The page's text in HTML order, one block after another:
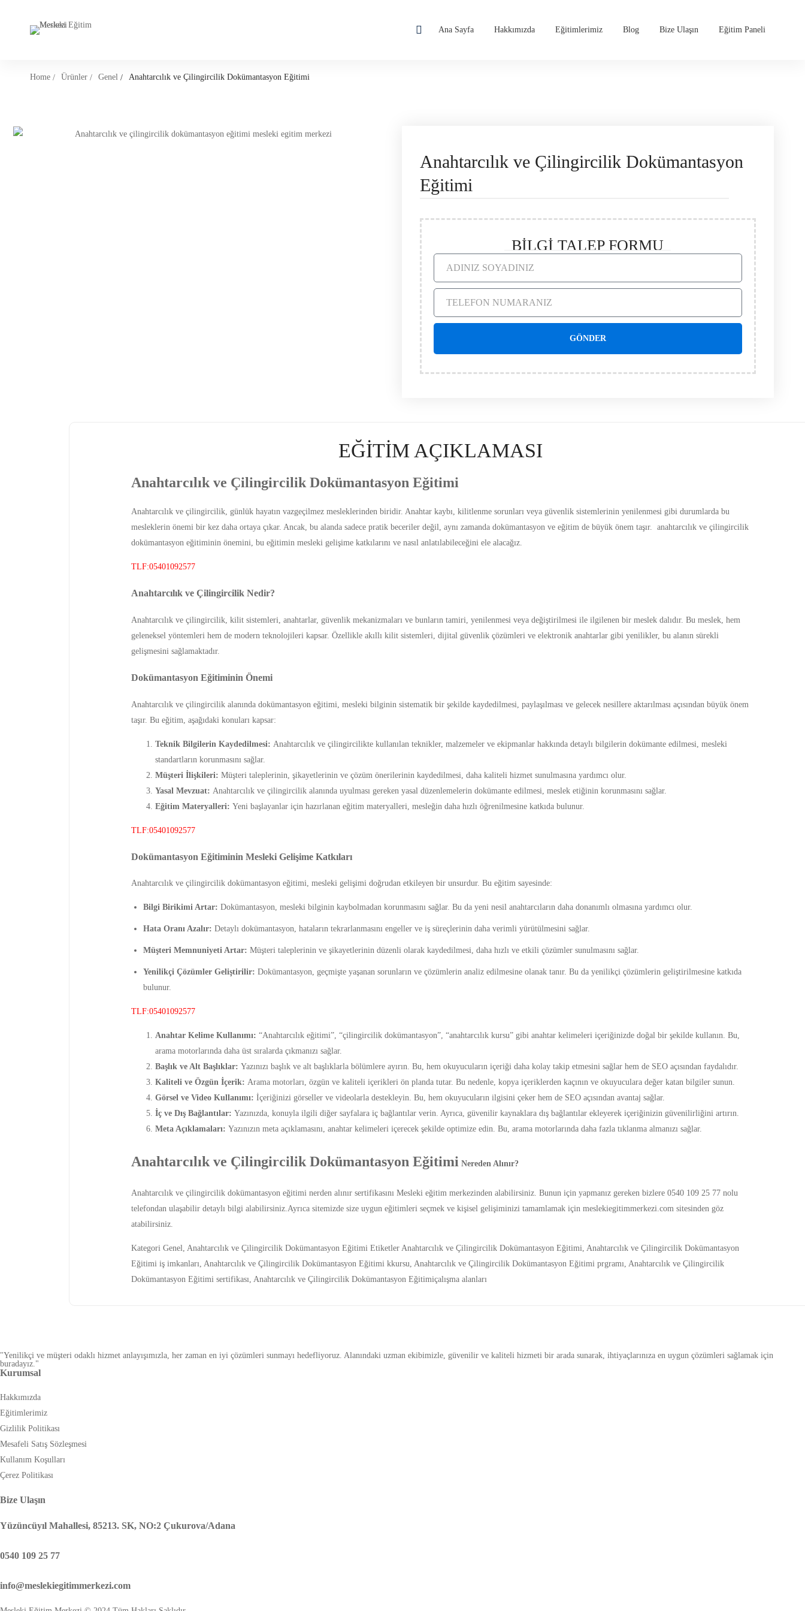
Ana Sayfa Hakkımızda Eğitimlerimiz Blog Bize Ulaşın Eğitim Paneli
Home Ürünler Genel Anahtarcılık ve Çilingircilik Dokümantasyon Eğitimi
Anahtarcılık ve Çilingircilik Dokümantasyon
Eğitimi
BİLGİ TALEP FORMU
GÖNDER
EĞİTİM AÇIKLAMASI
Anahtarcılık ve Çilingircilik Dokümantasyon Eğitimi
Anahtarcılık ve çilingircilik, günlük hayatın vazgeçilmez mesleklerinden biridir. Anahtar kaybı, kilitlenme sorunları veya güvenlik sistemlerinin yenilenmesi gibi durumlarda bu
mesleklerin önemi bir kez daha ortaya çıkar. Ancak, bu alanda sadece pratik beceriler değil, aynı zamanda dokümantasyon ve eğitim de büyük önem taşır. anahtarcılık ve çilingircilik
dokümantasyon eğitiminin önemini, bu eğitimin mesleki gelişime katkılarını ve nasıl anlatılabileceğini ele alacağız.
TLF:05401092577
Anahtarcılık ve Çilingircilik Nedir?
Anahtarcılık ve çilingircilik, kilit sistemleri, anahtarlar, güvenlik mekanizmaları ve bunların tamiri, yenilenmesi veya değiştirilmesi ile ilgilenen bir meslek dalıdır. Bu meslek, hem
geleneksel yöntemleri hem de modern teknolojileri kapsar. Özellikle akıllı kilit sistemleri, dijital güvenlik çözümleri ve elektronik anahtarlar gibi yenilikler, bu alanın sürekli
gelişmesini sağlamaktadır.
Dokümantasyon Eğitiminin Önemi
Anahtarcılık ve çilingircilik alanında dokümantasyon eğitimi, mesleki bilginin sistematik bir şekilde kaydedilmesi, paylaşılması ve gelecek nesillere aktarılması açısından büyük önem
taşır. Bu eğitim, aşağıdaki konuları kapsar:
Teknik Bilgilerin Kaydedilmesi: Anahtarcılık ve çilingircilikte kullanılan teknikler, malzemeler ve ekipmanlar hakkında detaylı bilgilerin dokümante edilmesi, mesleki
standartların korunmasını sağlar.
Müşteri İlişkileri: Müşteri taleplerinin, şikayetlerinin ve çözüm önerilerinin kaydedilmesi, daha kaliteli hizmet sunulmasına yardımcı olur.
Yasal Mevzuat: Anahtarcılık ve çilingircilik alanında uyulması gereken yasal düzenlemelerin dokümante edilmesi, meslek etiğinin korunmasını sağlar.
Eğitim Materyalleri: Yeni başlayanlar için hazırlanan eğitim materyalleri, mesleğin daha hızlı öğrenilmesine katkıda bulunur.
TLF:05401092577
Dokümantasyon Eğitiminin Mesleki Gelişime Katkıları
Anahtarcılık ve çilingircilik dokümantasyon eğitimi, mesleki gelişimi doğrudan etkileyen bir unsurdur. Bu eğitim sayesinde:
Bilgi Birikimi Artar: Dokümantasyon, mesleki bilginin kaybolmadan korunmasını sağlar. Bu da yeni nesil anahtarcıların daha donanımlı olmasına yardımcı olur.
Hata Oranı Azalır: Detaylı dokümantasyon, hataların tekrarlanmasını engeller ve iş süreçlerinin daha verimli yürütülmesini sağlar.
Müşteri Memnuniyeti Artar: Müşteri taleplerinin ve şikayetlerinin düzenli olarak kaydedilmesi, daha hızlı ve etkili çözümler sunulmasını sağlar.
Yenilikçi Çözümler Geliştirilir: Dokümantasyon, geçmişte yaşanan sorunların ve çözümlerin analiz edilmesine olanak tanır. Bu da yenilikçi çözümlerin geliştirilmesine katkıda
bulunur.
TLF:05401092577
Anahtar Kelime Kullanımı: “Anahtarcılık eğitimi”, “çilingircilik dokümantasyon”, “anahtarcılık kursu” gibi anahtar kelimeleri içeriğinizde doğal bir şekilde kullanın. Bu,
arama motorlarında daha üst sıralarda çıkmanızı sağlar.
Başlık ve Alt Başlıklar: Yazınızı başlık ve alt başlıklarla bölümlere ayırın. Bu, hem okuyucuların içeriği daha kolay takip etmesini sağlar hem de SEO açısından faydalıdır.
Kaliteli ve Özgün İçerik: Arama motorları, özgün ve kaliteli içerikleri ön planda tutar. Bu nedenle, kopya içeriklerden kaçının ve okuyuculara değer katan bilgiler sunun.
Görsel ve Video Kullanımı: İçeriğinizi görseller ve videolarla destekleyin. Bu, hem okuyucuların ilgisini çeker hem de SEO açısından avantaj sağlar.
İç ve Dış Bağlantılar: Yazınızda, konuyla ilgili diğer sayfalara iç bağlantılar verin. Ayrıca, güvenilir kaynaklara dış bağlantılar ekleyerek içeriğinizin güvenilirliğini artırın.
Meta Açıklamaları: Yazınızın meta açıklamasını, anahtar kelimeleri içerecek şekilde optimize edin. Bu, arama motorlarında daha fazla tıklanma almanızı sağlar.
Anahtarcılık ve Çilingircilik Dokümantasyon Eğitimi Nereden Alınır?
Anahtarcılık ve çilingircilik dokümantasyon eğitimi nerden alınır sertifikasını Mesleki eğitim merkezinden alabilirsiniz. Bunun için yapmanız gereken bizlere 0540 109 25 77nolu
telefondan ulaşabilir detaylı bilgi alabilirsiniz.Ayrıca sitemizde size uygun eğitimleri seçmek ve kişisel gelişiminizi tamamlamak için meslekiegitimmerkezi.comsitesinden göz
atabilirsiniz.
Kategori Genel, Anahtarcılık ve Çilingircilik Dokümantasyon Eğitimi Etiketler Anahtarcılık ve Çilingircilik Dokümantasyon Eğitimi, Anahtarcılık ve Çilingircilik Dokümantasyon
Eğitimi iş imkanları, Anahtarcılık ve Çilingircilik Dokümantasyon Eğitimi kkursu, Anahtarcılık ve Çilingircilik Dokümantasyon Eğitimi prgramı, Anahtarcılık ve Çilingircilik
Dokümantasyon Eğitimi sertifikası, Anahtarcılık ve Çilingircilik Dokümantasyon Eğitimiçalışma alanları
"Yenilikçi ve müşteri odaklı hizmet anlayışımızla, her zaman en iyi çözümleri sunmayı hedefliyoruz. Alanındaki uzman ekibimizle, güvenilir ve kaliteli hizmeti bir arada sunarak, ihtiyaçlarınıza en uygun çözümleri sağlamak için
buradayız."
Kurumsal
Hakkımızda
Eğitimlerimiz
Gizlilik Politikası
Mesafeli Satış Sözleşmesi
Kullanım Koşulları
Çerez Politikası
Bize Ulaşın
Yüzüncüyıl Mahallesi, 85213. SK, NO:2 Çukurova/Adana
0540 109 25 77
info@meslekiegitimmerkezi.com